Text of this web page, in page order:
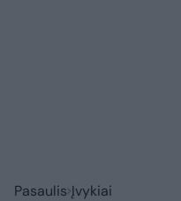
Pasaulis Įvykiai